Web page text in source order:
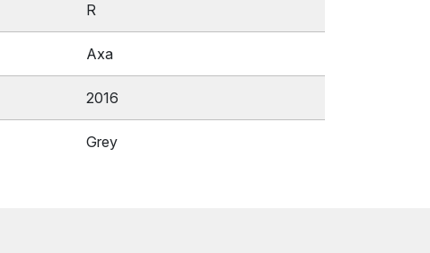
R
Axa
2016
Grey